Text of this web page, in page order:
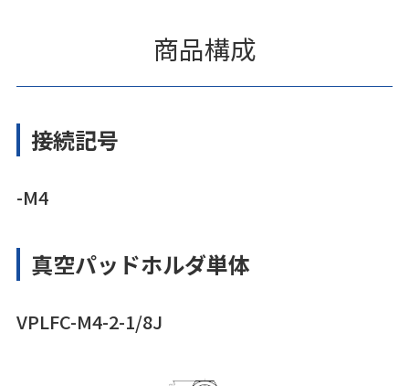
商品構成
接続記号
-M4
真空パッドホルダ単体
VPLFC-M4-2-1/8J